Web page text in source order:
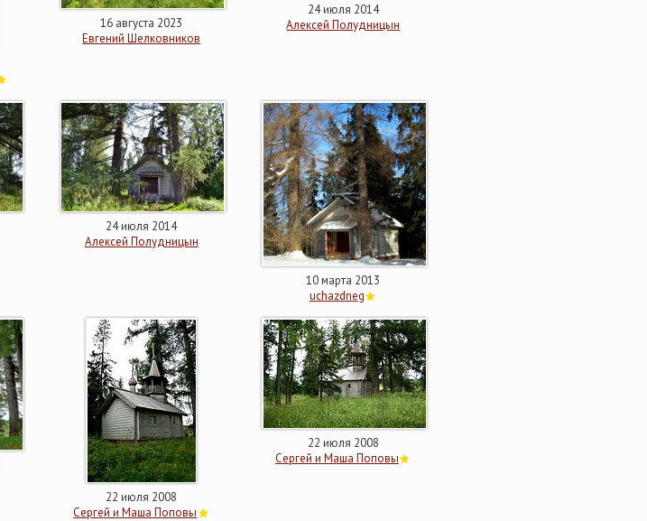
16 августа 2023
Евгений Шелковников
24 июля 2014
Алексей Полудницын
24 июля 2014
Алексей Полудницын
10 марта 2013
uchazdneg
22 июля 2008
Сергей и Маша Поповы
22 июля 2008
Сергей и Маша Поповы